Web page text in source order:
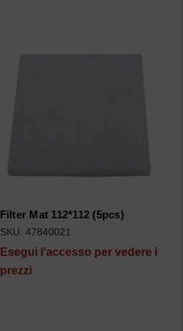
Filter Mat 112*112 (5pcs)
SKU: 47840021
Esegui l'accesso per vedere i
prezzi